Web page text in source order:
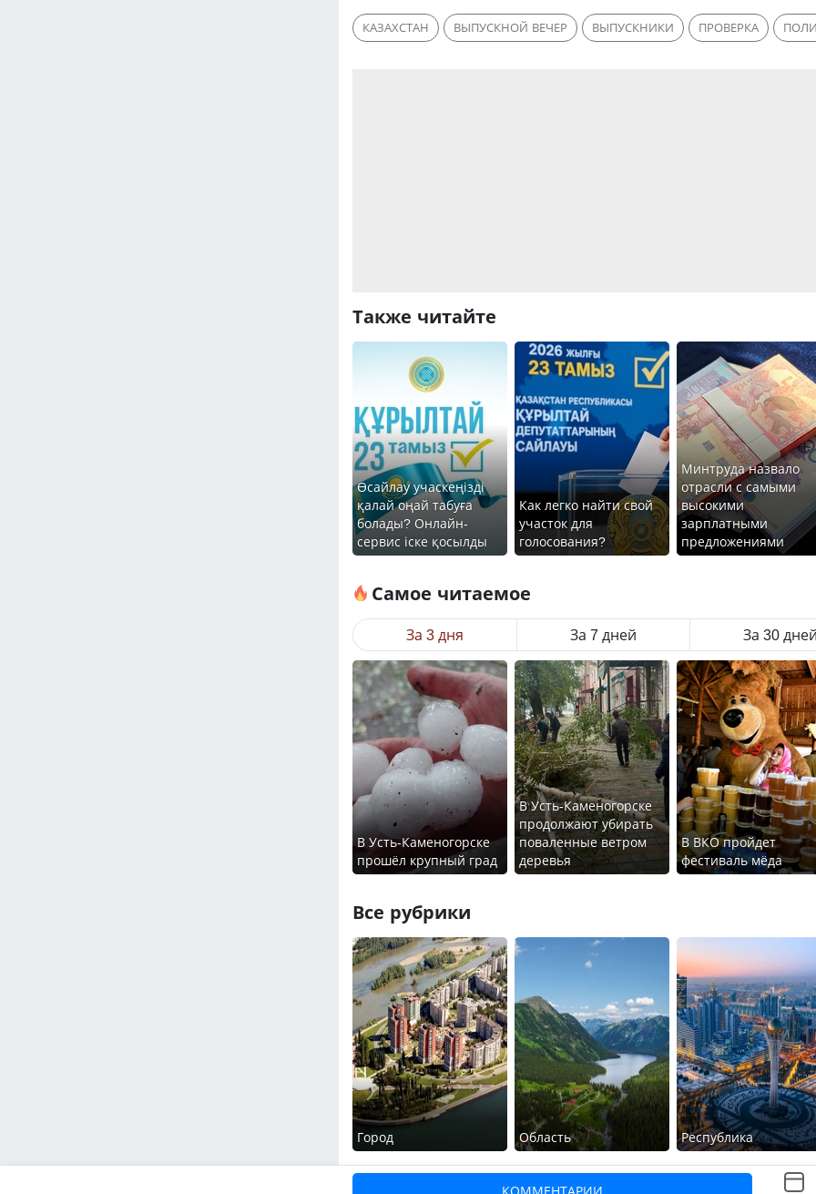
КАЗАХСТАН ВЫПУСКНОЙ ВЕЧЕР ВЫПУСКНИКИ ПРОВЕРКА
Также читайте
Өсайлау учаскеңізді
қалай оңай табуға
болады? Онлайн-
сервис іске қосылды
Как легко найти свой
участок для
голосования?
Минтруда назвало
отрасли с самыми
высокими
зарплатными
предложениями
Самое читаемое
За 3 дня
В Усть-Каменогорске
прошёл крупный град
В Усть-Каменогорске
продолжают убирать
поваленные ветром
деревья
В ВКО пройдет
фестиваль мёда
За 7 дней За 30 дней
Все рубрики
Город Область Республика
КОММЕНТАРИИ